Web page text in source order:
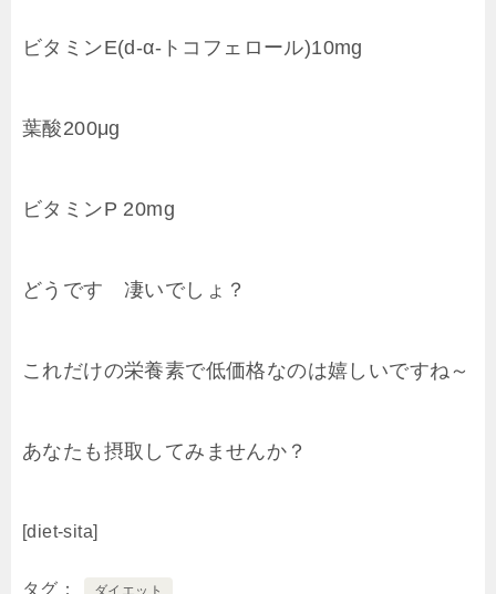
ビタミンE(d-α-トコフェロール)10mg
葉酸200μg
ビタミンP 20mg
どうです 凄いでしょ？
これだけの栄養素で低価格なのは嬉しいですね～
あなたも摂取してみませんか？
[diet-sita]
タグ ダイエット